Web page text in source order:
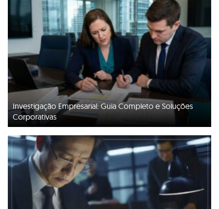
Investigação Empresarial: Guia Completo e Soluções
Corporativas